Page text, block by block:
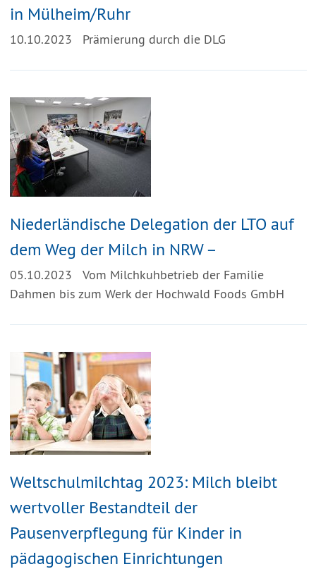
in Mülheim/Ruhr
10.10.2023 Prämierung durch die DLG
Niederländische Delegation der LTO auf
dem Weg der Milch in NRW –
05.10.2023
Vom Milchkuhbetrieb der Familie
Dahmen bis zum Werk der Hochwald Foods GmbH
Weltschulmilchtag 2023: Milch bleibt
wertvoller Bestandteil der
Pausenverpflegung für Kinder in
pädagogischen Einrichtungen